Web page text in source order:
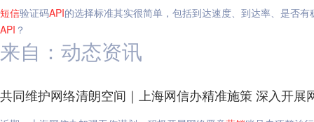
短信验证码API的选择标准其实很简单，包括到达速度、到达率、是否
API ？
来自：动态资讯
共同维护网络清朗空间｜上海网信办精准施策 深入开展